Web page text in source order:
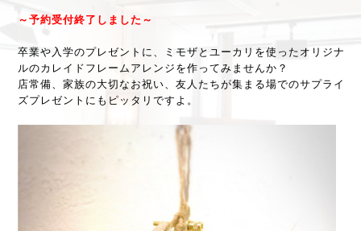
～予約受付終了しました～
卒業や入学のプレゼントに、ミモザとユーカリを使ったオリジナ
ルのカレイドフレームアレンジを作ってみませんか？
店常備、家族の大切なお祝い、友人たちが集まる場でのサプライ
ズプレゼントにもピッタリですよ。